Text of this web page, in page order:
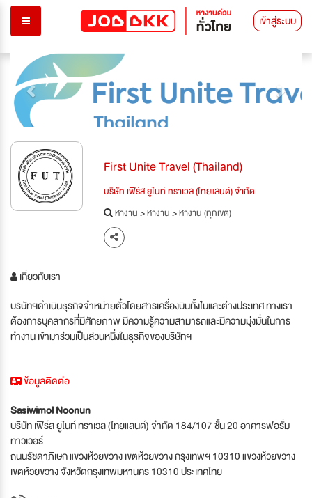
เข้าสู่ระบบ
Previous
First Unite Travel (Thailand)
บริษัท เฟิร์ส ยูไนท์ ทราเวล (ไทยแลนด์) จำกัด
หางาน>หางาน>หางาน (ทุกเขต)
เกี่ยวกับเรา
บริษัทฯดำเนินธุรกิจจำหน่ายตั๋วโดยสารเครื่องบินทั้งในและต่างประเทศ ทางเรา
ต้องการบุคลากรที่มีศักยภาพ มีความรู้ความสามารถและมีความมุ่งมั่นในการ
ทำงาน เข้ามาร่วมเป็นส่วนหนึ่งในธุรกิจของบริษัทฯ
ข้อมูลติดต่อ
Sasiwimol Noonun
บริษัท เฟิร์ส ยูไนท์ ทราเวล (ไทยแลนด์) จำกัด 184/107 ชั้น 20 อาคารฟอรั่ม
ทาวเวอร์
ถนนรัชดาภิเษก แขวงห้วยขวาง เขตห้วยขวาง กรุงเทพฯ 10310 แขวงห้วยขวาง
เขตห้วยขวาง จังหวัดกรุงเทพมหานคร 10310 ประเทศไทย